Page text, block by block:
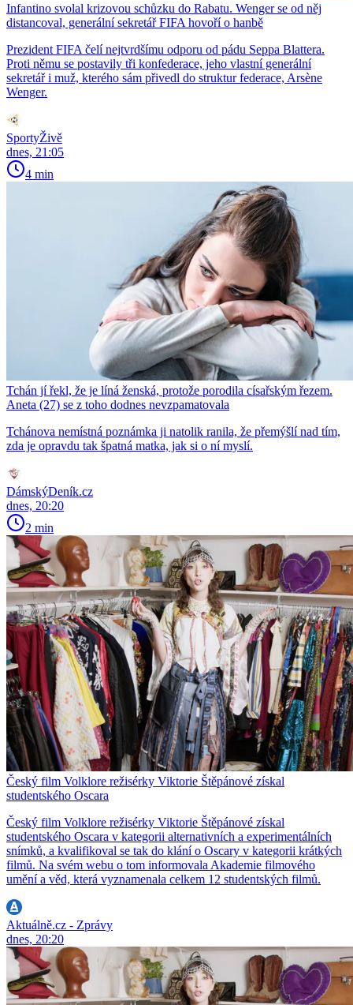
Infantino svolal krizovou schůzku do Rabatu. Wenger se od něj
distancoval, generální sekretář FIFA hovoří o hanbě
Prezident FIFA čelí nejtvrdšímu odporu od pádu Seppa Blattera.
Proti němu se postavily tři konfederace, jeho vlastní generální
sekretář i muž, kterého sám přivedl do struktur federace, Arsène
Wenger.
SportyŽivě
dnes, 21:05
4 min
Tchán jí řekl, že je líná ženská, protože porodila císařským řezem.
Aneta (27) se z toho dodnes nevzpamatovala
Tchánova nemístná poznámka ji natolik ranila, že přemýšlí nad tím,
zda je opravdu tak špatná matka, jak si o ní myslí.
DámskýDeník.cz
dnes, 20:20
2 min
Český film Volklore režisérky Viktorie Štěpánové získal
studentského Oscara
Český film Volklore režisérky Viktorie Štěpánové získal
studentského Oscara v kategorii alternativních a experimentálních
snímků, a kvalifikoval se tak do klání o Oscary v kategorii krátkých
filmů. Na svém webu o tom informovala Akademie filmového
umění a věd, která vyznamenala celkem 12 studentských filmů.
Aktuálně.cz - Zprávy
dnes, 20:20